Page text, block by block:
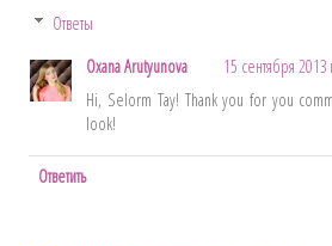
Ответы
Oxana Arutyunova
15 сентября 2013
Hi, Selorm Tay! Thank you for you
look!
Ответить